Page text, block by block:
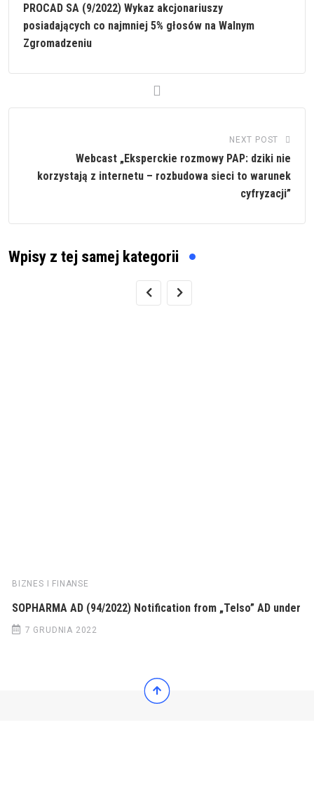
PROCAD SA (9/2022) Wykaz akcjonariuszy
posiadających co najmniej 5% głosów na Walnym
Zgromadzeniu
NEXT POST
Webcast „Eksperckie rozmowy PAP: dziki nie
korzystają z internetu – rozbudowa sieci to warunek
cyfryzacji”
Wpisy z tej samej kategorii
BIZNES I FINANSE
SOPHARMA AD (94/2022) Notification from „Telso” AD under
7 GRUDNIA 2022